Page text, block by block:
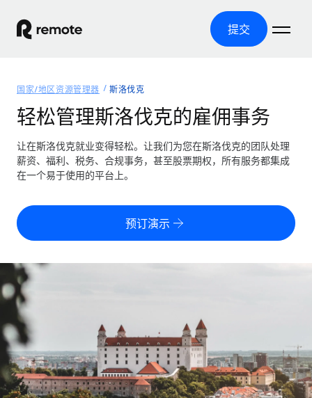
提交
产品
全球招聘
全球薪资管理
轻松运行合规薪资
零实体成本实现全球扩张
外包复杂雇佣任务
覆盖全球
美国各州浏览器
成长阶段
初创企业
为成长型企业量身打造的全球敏捷型人力资源与薪资解决方案
资源
工具与计算器
误分类风险计算工具
合同工薪酬结算计算器
探索全球合同工的结算货币选项与结算速度
通过 REMOTE 学习
定价
中文（简体）
English
Nederlands
Français
登录
国家/地区资源管理器 斯洛伐克
轻松管理斯洛伐克的雇佣事务
让在斯洛伐克就业变得轻松。让我们为您在斯洛伐克的团队处理
薪资、福利、税务、合规事务，甚至股票期权，所有服务都集成
在一个易于使用的平台上。
预订演示